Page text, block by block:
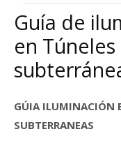
Menu
Guía de
en
GÚIA ILUMINACIÓN
SUBTERRANEAS